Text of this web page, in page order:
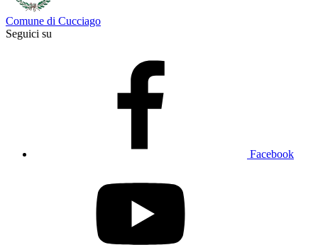
Comune di Cucciago
Seguici su
Facebook